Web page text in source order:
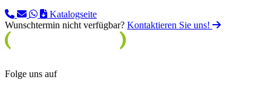
Katalogseite
Wunschtermin nicht verfügbar? Kontaktieren Sie uns!
Folge uns auf